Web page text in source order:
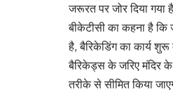
जरूरत पर जोर दिया गया
बीकेटीसी का कहना है कि
है, बैरिकेडिंग का कार्य शुरू
बैरिकेड्स के जरिए मंदिर
तरीके से सीमित किया